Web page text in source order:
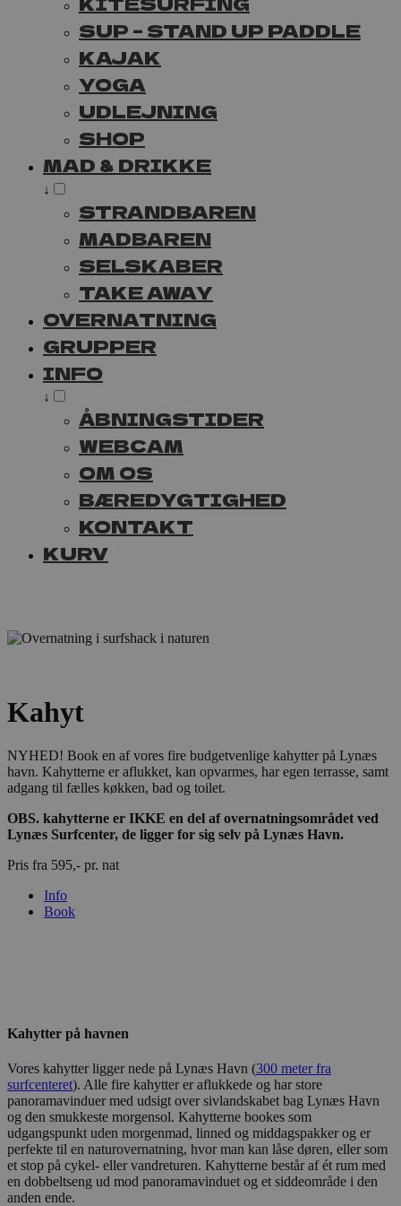
SUP – STAND UP PADDLE
KAJAK
YOGA
UDLEJNING
SHOP
MAD & DRIKKE
↓
STRANDBAREN
MADBAREN
SELSKABER
TAKE AWAY
OVERNATNING
GRUPPER
INFO
↓
ÅBNINGSTIDER
WEBCAM
OM OS
BÆREDYGTIGHED
KONTAKT
KURV
Kahyt
NYHED! Book en af vores fire budgetvenlige kahytter på Lynæs
havn. Kahytterne er aflukket, kan opvarmes, har egen terrasse, samt
adgang til fælles køkken, bad og toilet.
OBS. kahytterne er IKKE en del af overnatningsområdet ved
Lynæs Surfcenter, de ligger for sig selv på Lynæs Havn.
Pris fra 595,- pr. nat
Info
Book
Kahytter på havnen
Vores kahytter ligger nede på Lynæs Havn (300 meter fra
surfcenteret). Alle fire kahytter er aflukkede og har store
panoramavinduer med udsigt over sivlandskabet bag Lynæs Havn
og den smukkeste morgensol. Kahytterne bookes som
udgangspunkt uden morgenmad, linned og middagspakker og er
perfekte til en naturovernatning, hvor man kan låse døren, eller som
et stop på cykel- eller vandreturen. Kahytterne består af ét rum med
en dobbeltseng ud mod panoramavinduet og et siddeområde i den
anden ende.